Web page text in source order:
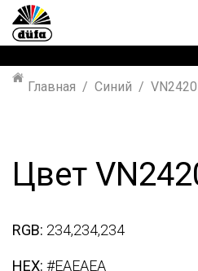
Главная Синий VN2420
Цвет
RGB: 234,234,234
HEX: #EAEAEA